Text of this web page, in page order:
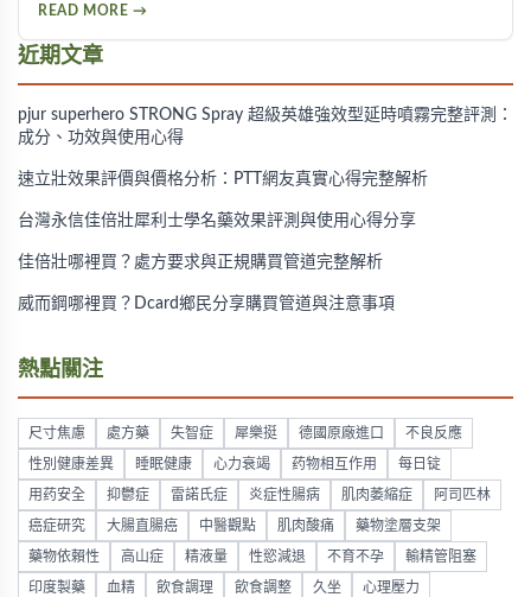
READ MORE →
近期文章
pjur superhero STRONG Spray 超級英雄強效型延時噴霧完整評測：
成分、功效與使用心得
速立壯效果評價與價格分析：PTT網友真實心得完整解析
台灣永信佳倍壯犀利士學名藥效果評測與使用心得分享
佳倍壯哪裡買？處方要求與正規購買管道完整解析
威而鋼哪裡買？Dcard鄉民分享購買管道與注意事項
熱點關注
尺寸焦慮 處方藥 失智症 犀樂挺 德國原廠進口 不良反應
性別健康差異 睡眠健康 心力衰竭 药物相互作用 每日锭
用药安全 抑鬱症 雷諾氏症 炎症性腸病 肌肉萎縮症 阿司匹林
癌症研究 大腸直腸癌 中醫觀點 肌肉酸痛 藥物塗層支架
藥物依賴性 高山症 精液量 性慾減退 不育不孕 輸精管阻塞
印度製藥 血精 飲食調理 飲食調整 久坐 心理壓力